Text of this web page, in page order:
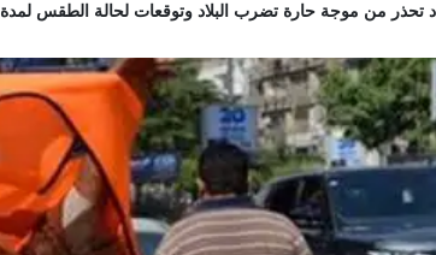
تحذر من موجة حارة تضرب البلاد وتوقعات لحالة الطقس لمدة 72 ساعة